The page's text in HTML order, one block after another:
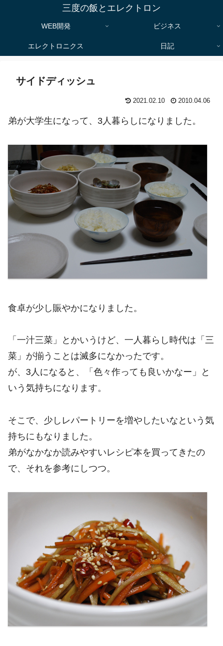
三度の飯とエレクトロン
WEB開発 ビジネス
エレクトロニクス 日記
サイドディッシュ
2021.02.10 2010.04.06
弟が大学生になって、3人暮らしになりました。
食卓が少し賑やかになりました。
「一汁三菜」とかいうけど、一人暮らし時代は「三
菜」が揃うことは滅多になかったです。
が、3人になると、「色々作っても良いかなー」と
いう気持ちになります。
そこで、少しレパートリーを増やしたいなという気
持ちにもなりました。
弟がなかなか読みやすいレシピ本を買ってきたの
で、それを参考にしつつ。